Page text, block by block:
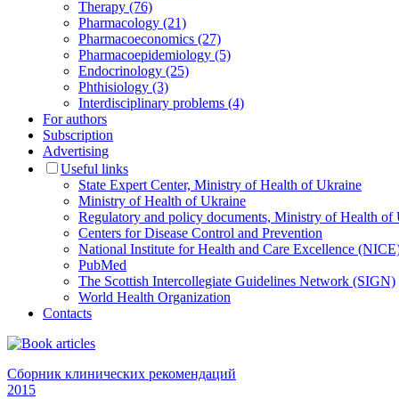
Therapy (76)
Pharmacology (21)
Pharmacoeconomics (27)
Pharmacoepidemiology (5)
Endocrinology (25)
Phthisiology (3)
Interdisciplinary problems (4)
For authors
Subscription
Advertising
Useful links
State Expert Center, Ministry of Health of Ukraine
Ministry of Health of Ukraine
Regulatory and policy documents, Ministry of Health of
Centers for Disease Control and Prevention
National Institute for Health and Care Excellence
PubMed
The Scottish Intercollegiate Guidelines Network (SIGN)
World Health Organization
Contacts
Сборник клинических рекомендаций
2015